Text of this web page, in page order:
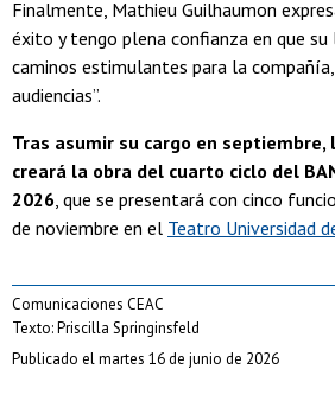
Finalmente, Mathieu Guilhaumon
éxito y tengo plena confianza en que su
caminos estimulantes para la
audiencias”.
Tras asumir su cargo en
creará la obra del cuarto ciclo del
2026, que se presentará con cinco
de noviembre en el Teatro Universidad
Comunicaciones CEAC
Texto: Priscilla Springinsfeld
Publicado el martes 16 de junio de 2026